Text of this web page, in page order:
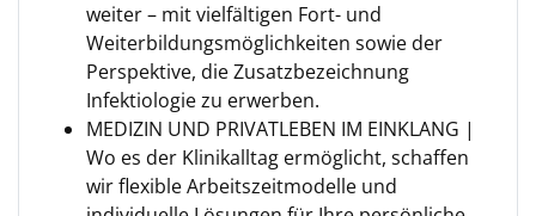
weiter – mit vielfältigen Fort- und
Weiterbildungsmöglichkeiten sowie der
Perspektive, die Zusatzbezeichnung
Infektiologie zu erwerben.
MEDIZIN UND PRIVATLEBEN IM EINKLANG |
Wo es der Klinikalltag ermöglicht, schaffen
wir flexible Arbeitszeitmodelle und